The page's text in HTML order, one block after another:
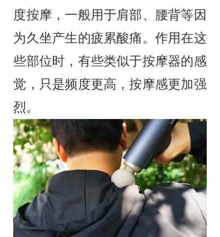
度按摩，一般用于肩部、腰背等因
为久坐产生的疲累酸痛。作用在这
些部位时，有些类似于按摩器的感
觉，只是频度更高，按摩感更加强
烈。